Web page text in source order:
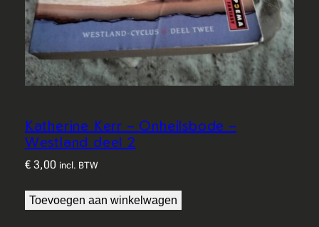
Katherine Kerr – Onheilsbode –
Westland deel 2
€3,00 incl. BTW
Toevoegen aan winkelwagen